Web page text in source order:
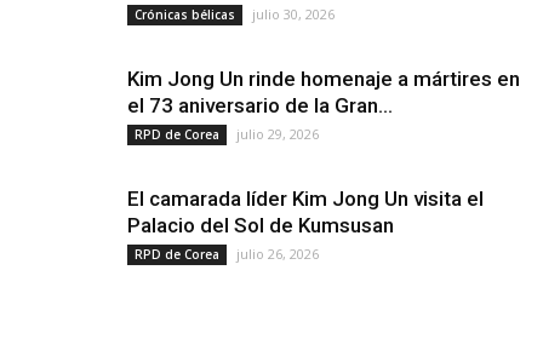
Crónicas bélicas julio 30, 2026
Kim Jong Un rinde homenaje a mártires en
el 73 aniversario de la Gran...
RPD de Corea julio 29, 2026
El camarada líder Kim Jong Un visita el
Palacio del Sol de Kumsusan
RPD de Corea julio 26, 2026